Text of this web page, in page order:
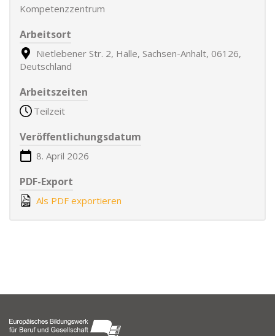
Kompetenzzentrum
Arbeitsort
Nietlebener Str. 2, Halle, Sachsen-Anhalt, 06126,
Deutschland
Arbeitszeiten
Teilzeit
Veröffentlichungsdatum
8. April 2026
PDF-Export
Als PDF exportieren